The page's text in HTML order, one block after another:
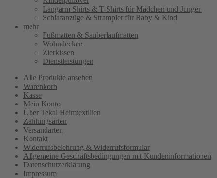
Langarm Shirts & T-Shirts für Mädchen und Jungen
Schlafanzüge & Strampler für Baby & Kind
mehr
Fußmatten & Sauberlaufmatten
Wohndecken
Zierkissen
Dienstleistungen
Alle Produkte ansehen
Warenkorb
Kasse
Mein Konto
Über Tekal Heimtextilien
Zahlungsarten
Versandarten
Kontakt
Widerrufsbelehrung & Widerrufsformular
Allgemeine Geschäftsbedingungen mit Kundeninformationen
Datenschutzerklärung
Impressum